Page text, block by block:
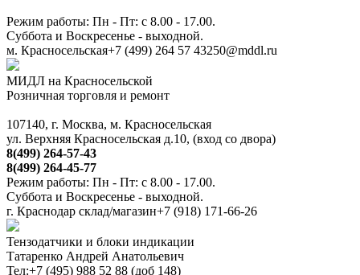
Режим работы: Пн - Пт: с 8.00 - 17.00.
Суббота и Воскресенье - выходной.
м. Красносельская+7 (499) 264 57 43250@mddl.ru
МИДЛ на Красносельской
Розничная торговля и ремонт
107140, г. Москва, м. Красносельская
ул. Верхняя Красносельская д.10, (вход со двора)
8(499) 264-57-43
8(499) 264-45-77
Режим работы: Пн - Пт: с 8.00 - 17.00.
Суббота и Воскресенье - выходной.
г. Краснодар склад/магазин+7 (918) 171-66-26
Тензодатчики и блоки индикации
Татаренко Андрей Анатольевич
Тел:+7 (495) 988 52 88 (доб 148)